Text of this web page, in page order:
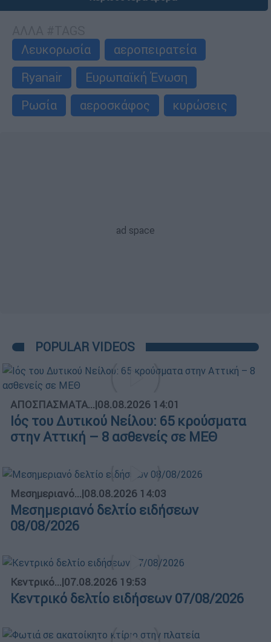
Λευκορωσία
αεροπειρατεία
Ryanair
Ευρωπαϊκή Ένωση
Ρωσία
αεροσκάφος κυρώσεις
POPULAR VIDEOS
ΑΠΟΣΠΑΣΜΑΤΑ...|08.08.2026 14:01
Ιός του Δυτικού Νείλου: 65 κρούσματα
στην Αττική – 8 ασθενείς σε ΜΕΘ
Μεσημεριανό...|08.08.2026 14:03
Μεσημεριανό δελτίο ειδήσεων
08/08/2026
Κεντρικό...|07.08.2026 19:53
Κεντρικό δελτίο ειδήσεων 07/08/2026